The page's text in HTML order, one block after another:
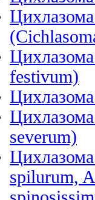
festivum)
severum)
Цихлазома
spilurum,